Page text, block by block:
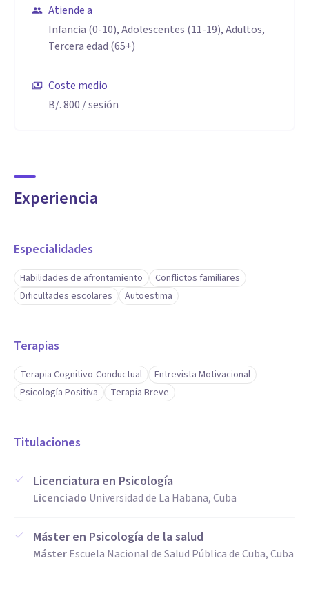
Atiende a
Infancia (0-10), Adolescentes (11-19), Adultos,
Tercera edad (65+)
Coste medio
B/. 800 / sesión
Experiencia
Especialidades
Habilidades de afrontamiento
Conflictos familiares
Dificultades escolares
Autoestima
Terapias
Terapia Cognitivo-Conductual
Entrevista Motivacional
Psicología Positiva
Terapia Breve
Titulaciones
Licenciatura en Psicología
Licenciado Universidad de La Habana, Cuba
Máster en Psicología de la salud
MásterEscuela Nacional de Salud Pública de Cuba, Cuba